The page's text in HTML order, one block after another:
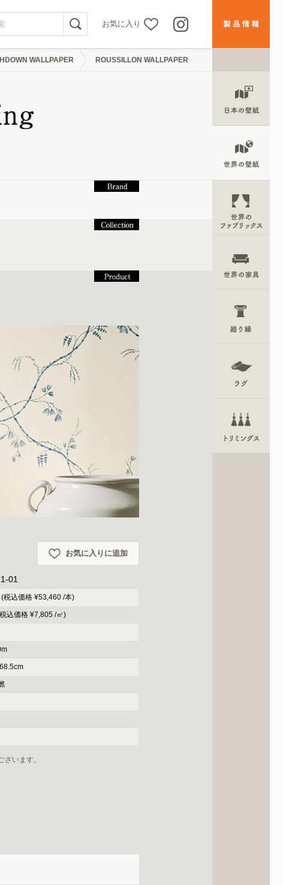
お気に入り
WALLPAPER ROUSSILLON WALLPAPER
お気に入りに追加
01
税込価格 ¥53,460 /本)
込価格 ¥7,805 /㎡)
います。